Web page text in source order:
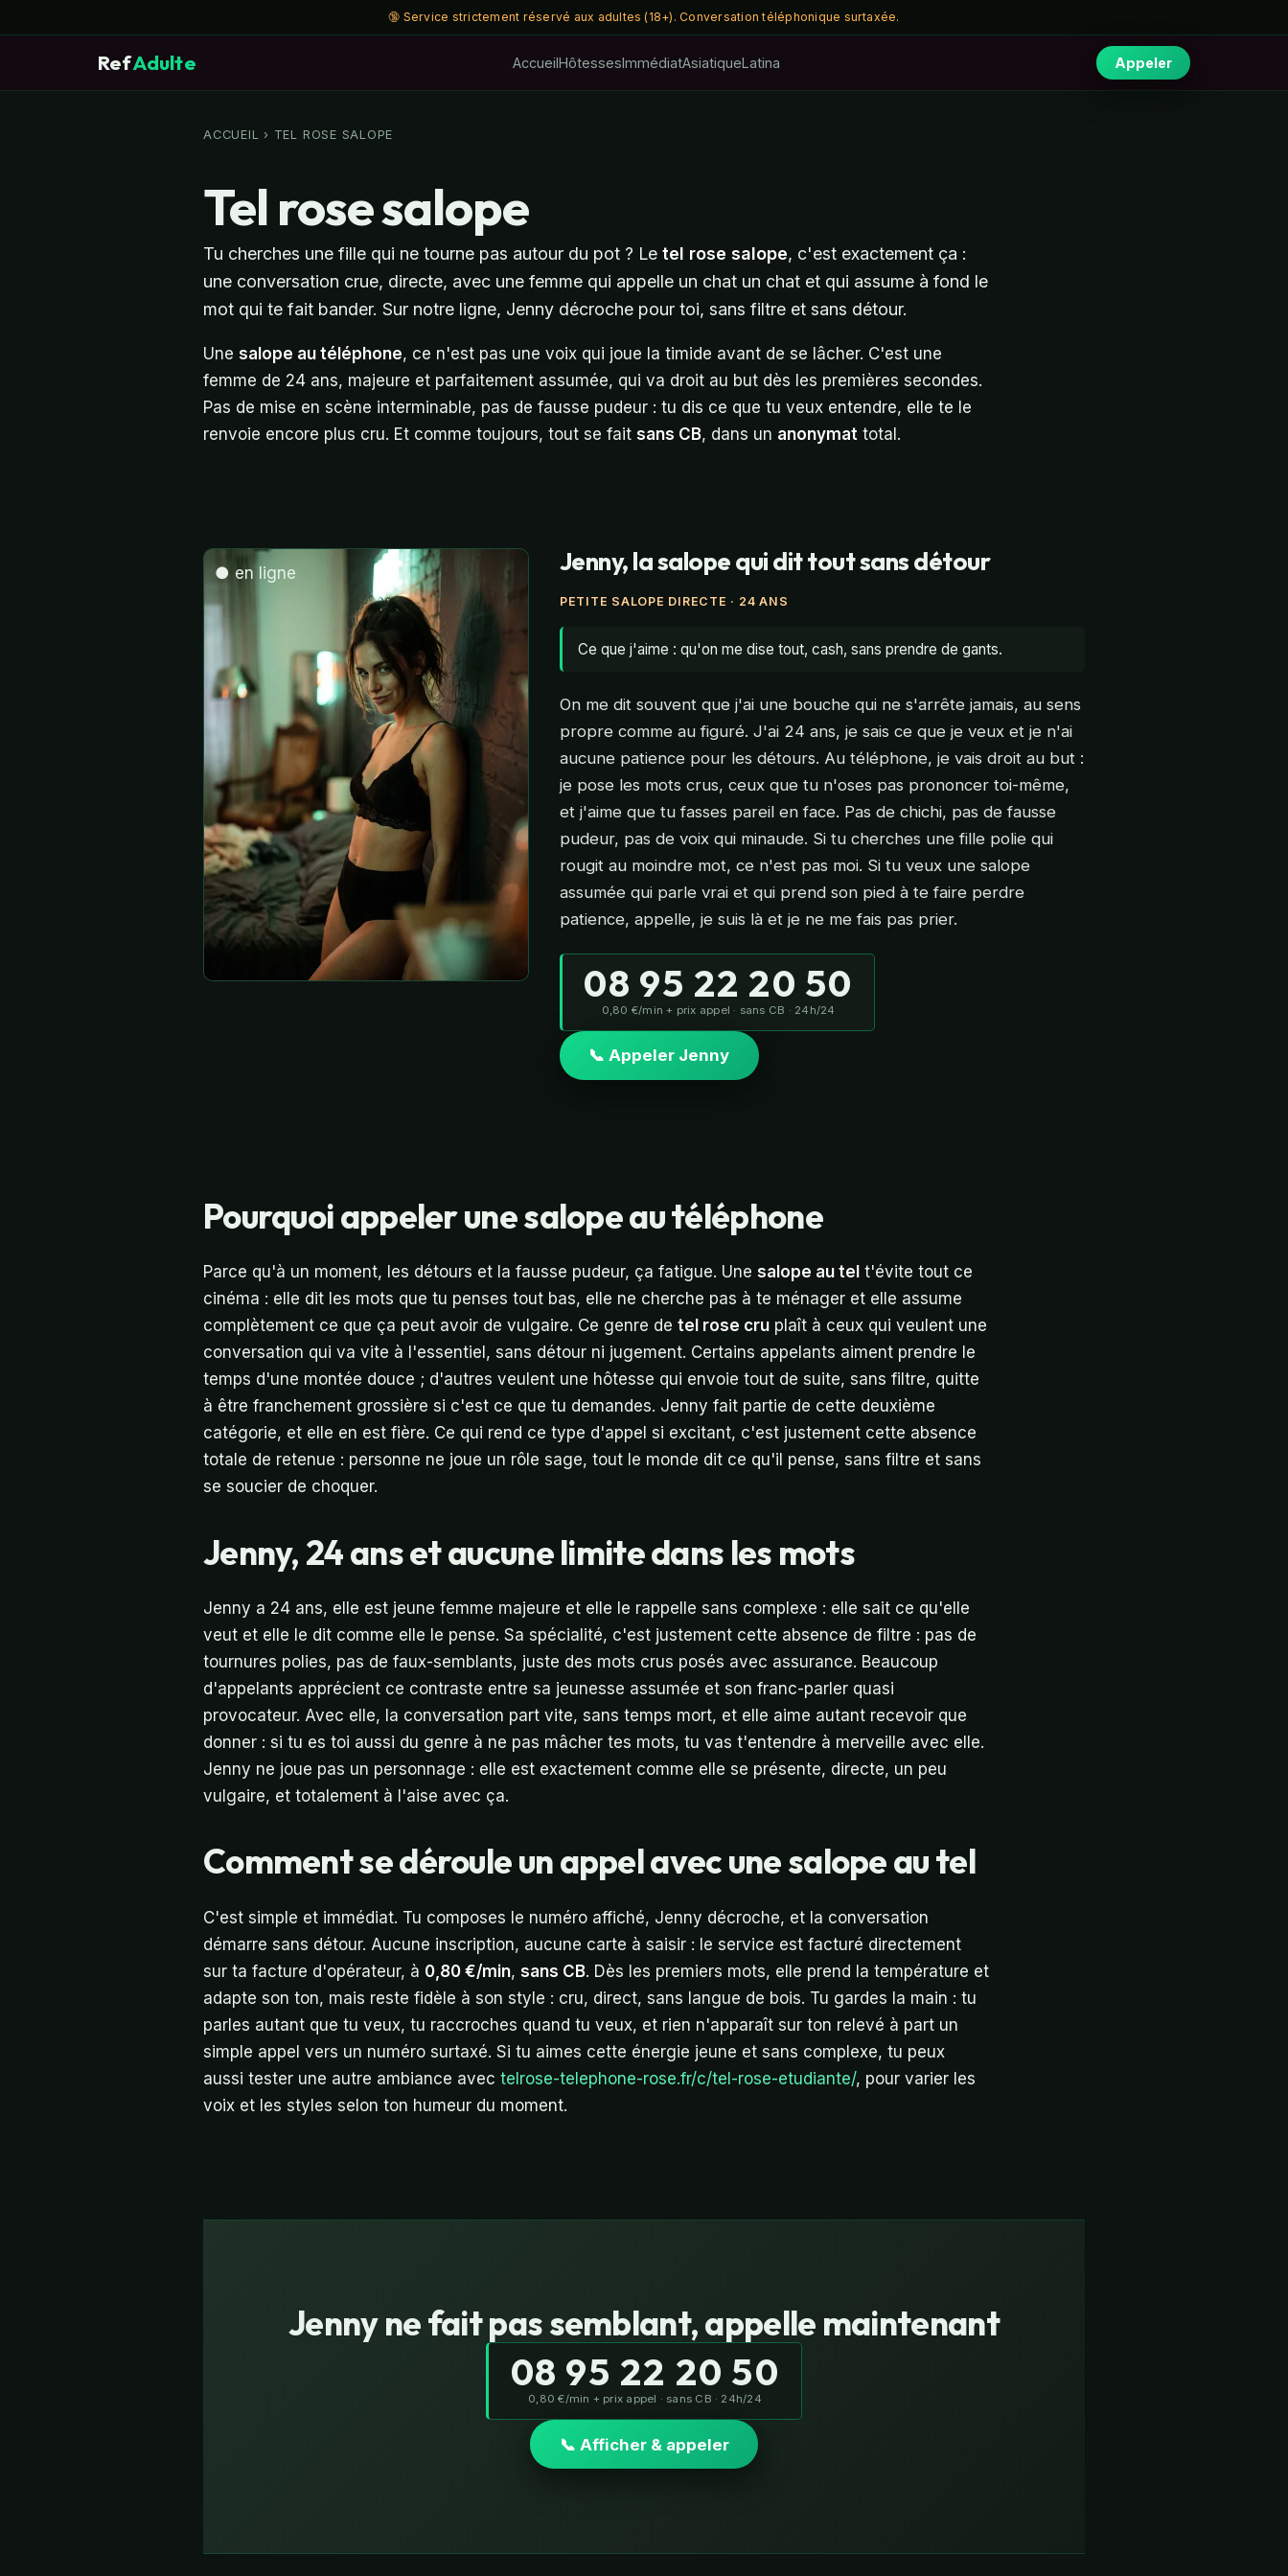
🔞 Service strictement réservé aux adultes (18+). Conversation téléphonique surtaxée.
RefAdulte AccueilHôtessesImmédiatAsiatiqueLatina Appeler
ACCUEIL › TEL ROSE SALOPE
Tel rose salope
Tu cherches une fille qui ne tourne pas autour du pot ? Le tel rose salope, c'est exactement ça :
une conversation crue, directe, avec une femme qui appelle un chat un chat et qui assume à fond le
mot qui te fait bander. Sur notre ligne, Jenny décroche pour toi, sans filtre et sans détour.
Une salope au téléphone, ce n'est pas une voix qui joue la timide avant de se lâcher. C'est une
femme de 24 ans, majeure et parfaitement assumée, qui va droit au but dès les premières secondes.
Pas de mise en scène interminable, pas de fausse pudeur : tu dis ce que tu veux entendre, elle te le
renvoie encore plus cru. Et comme toujours, tout se fait sans CB, dans un anonymat total.
● en ligne Jenny, la salope qui dit tout sans détour
PETITE SALOPE DIRECTE · 24 ANS
Ce que j'aime : qu'on me dise tout, cash, sans prendre de gants.
On me dit souvent que j'ai une bouche qui ne s'arrête jamais, au sens
propre comme au figuré. J'ai 24 ans, je sais ce que je veux et je n'ai
aucune patience pour les détours. Au téléphone, je vais droit au but :
je pose les mots crus, ceux que tu n'oses pas prononcer toi-même,
et j'aime que tu fasses pareil en face. Pas de chichi, pas de fausse
pudeur, pas de voix qui minaude. Si tu cherches une fille polie qui
rougit au moindre mot, ce n'est pas moi. Si tu veux une salope
assumée qui parle vrai et qui prend son pied à te faire perdre
patience, appelle, je suis là et je ne me fais pas prier.
08 95 22 20 50
0,80 €/min + prix appel · sans CB · 24h/24
📞 Appeler Jenny
Pourquoi appeler une salope au téléphone
Parce qu'à un moment, les détours et la fausse pudeur, ça fatigue. Une salope au tel t'évite tout ce
cinéma : elle dit les mots que tu penses tout bas, elle ne cherche pas à te ménager et elle assume
complètement ce que ça peut avoir de vulgaire. Ce genre de tel rose cru plaît à ceux qui veulent une
conversation qui va vite à l'essentiel, sans détour ni jugement. Certains appelants aiment prendre le
temps d'une montée douce ; d'autres veulent une hôtesse qui envoie tout de suite, sans filtre, quitte
à être franchement grossière si c'est ce que tu demandes. Jenny fait partie de cette deuxième
catégorie, et elle en est fière. Ce qui rend ce type d'appel si excitant, c'est justement cette absence
totale de retenue : personne ne joue un rôle sage, tout le monde dit ce qu'il pense, sans filtre et sans
se soucier de choquer.
Jenny, 24 ans et aucune limite dans les mots
Jenny a 24 ans, elle est jeune femme majeure et elle le rappelle sans complexe : elle sait ce qu'elle
veut et elle le dit comme elle le pense. Sa spécialité, c'est justement cette absence de filtre : pas de
tournures polies, pas de faux-semblants, juste des mots crus posés avec assurance. Beaucoup
d'appelants apprécient ce contraste entre sa jeunesse assumée et son franc-parler quasi
provocateur. Avec elle, la conversation part vite, sans temps mort, et elle aime autant recevoir que
donner : si tu es toi aussi du genre à ne pas mâcher tes mots, tu vas t'entendre à merveille avec elle.
Jenny ne joue pas un personnage : elle est exactement comme elle se présente, directe, un peu
vulgaire, et totalement à l'aise avec ça.
Comment se déroule un appel avec une salope au tel
C'est simple et immédiat. Tu composes le numéro affiché, Jenny décroche, et la conversation
démarre sans détour. Aucune inscription, aucune carte à saisir : le service est facturé directement
sur ta facture d'opérateur, à 0,80 €/min, sans CB. Dès les premiers mots, elle prend la température et
adapte son ton, mais reste fidèle à son style : cru, direct, sans langue de bois. Tu gardes la main : tu
parles autant que tu veux, tu raccroches quand tu veux, et rien n'apparaît sur ton relevé à part un
simple appel vers un numéro surtaxé. Si tu aimes cette énergie jeune et sans complexe, tu peux
aussi tester une autre ambiance avec telrose-telephone-rose.fr/c/tel-rose-etudiante/, pour varier les
voix et les styles selon ton humeur du moment.
Jenny ne fait pas semblant, appelle maintenant
08 95 22 20 50
0,80 €/min + prix appel · sans CB · 24h/24
📞 Afficher & appeler